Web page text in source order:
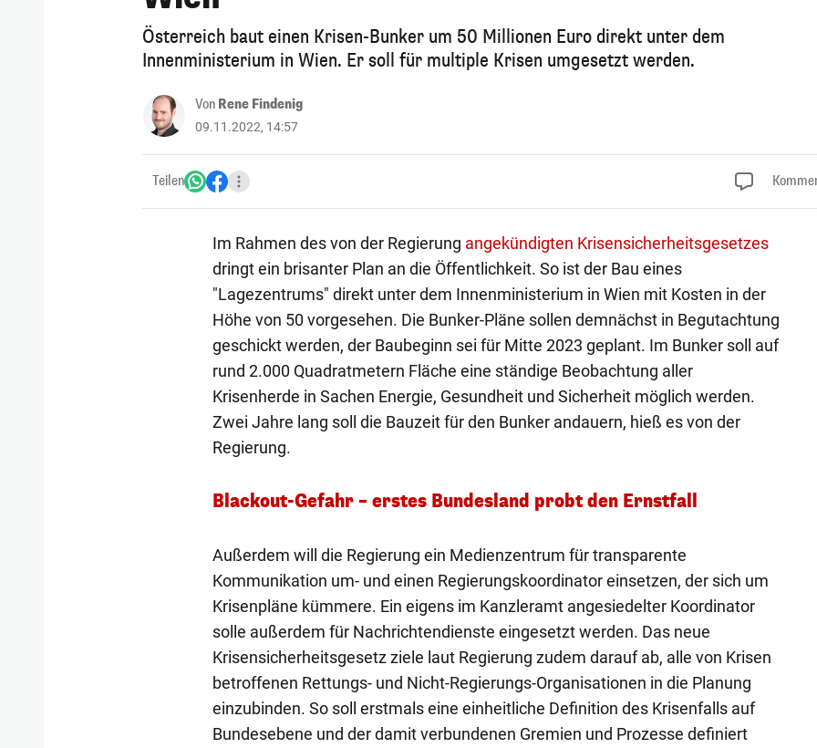
Österreich baut einen Krisen-Bunker um 50 Millionen Euro direkt unter dem
Innenministerium in Wien. Er soll für multiple Krisen umgesetzt werden.
Von Rene Findenig
09.11.2022, 14:57
Teilen
Im Rahmen des von der Regierung angekündigten Krisensicherheitsgesetzes
dringt ein brisanter Plan an die Öffentlichkeit. So ist der Bau eines
"Lagezentrums" direkt unter dem Innenministerium in Wien mit Kosten in der
Höhe von 50 vorgesehen. Die Bunker-Pläne sollen demnächst in Begutachtung
geschickt werden, der Baubeginn sei für Mitte 2023 geplant. Im Bunker soll auf
rund 2.000 Quadratmetern Fläche eine ständige Beobachtung aller
Krisenherde in Sachen Energie, Gesundheit und Sicherheit möglich werden.
Zwei Jahre lang soll die Bauzeit für den Bunker andauern, hieß es von der
Regierung.
Blackout-Gefahr – erstes Bundesland probt den Ernstfall
Außerdem will die Regierung ein Medienzentrum für transparente
Kommunikation um- und einen Regierungskoordinator einsetzen, der sich um
Krisenpläne kümmere. Ein eigens im Kanzleramt angesiedelter Koordinator
solle außerdem für Nachrichtendienste eingesetzt werden. Das neue
Krisensicherheitsgesetz ziele laut Regierung zudem darauf ab, alle von Krisen
betroffenen Rettungs- und Nicht-Regierungs-Organisationen in die Planung
einzubinden. So soll erstmals eine einheitliche Definition des Krisenfalls auf
Bundesebene und der damit verbundenen Gremien und Prozesse definiert